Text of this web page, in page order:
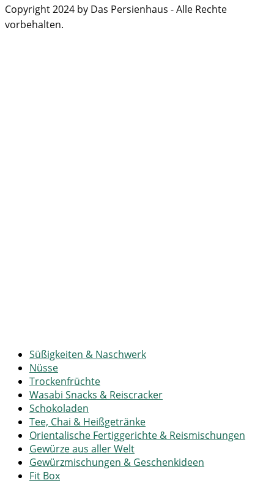
Copyright 2024 by Das Persienhaus - Alle Rechte
vorbehalten.
Süßigkeiten & Naschwerk
Nüsse
Trockenfrüchte
Wasabi Snacks & Reiscracker
Schokoladen
Tee, Chai & Heißgetränke
Orientalische Fertiggerichte & Reismischungen
Gewürze aus aller Welt
Gewürzmischungen & Geschenkideen
Fit Box